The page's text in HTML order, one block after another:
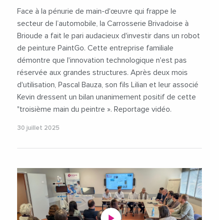
Face à la pénurie de main-d'œuvre qui frappe le
secteur de l’automobile, la Carrosserie Brivadoise à
Brioude a fait le pari audacieux d'investir dans un robot
de peinture PaintGo. Cette entreprise familiale
démontre que l'innovation technologique n'est pas
réservée aux grandes structures. Après deux mois
d'utilisation, Pascal Bauza, son fils Lilian et leur associé
Kevin dressent un bilan unanimement positif de cette
"troisième main du peintre ». Reportage vidéo.
30 juillet 2025